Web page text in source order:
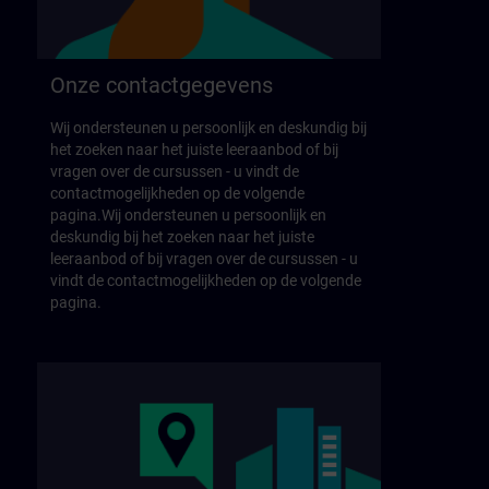
Onze contactgegevens
Wij ondersteunen u persoonlijk en deskundig bij
het zoeken naar het juiste leeraanbod of bij
vragen over de cursussen - u vindt de
contactmogelijkheden op de volgende
pagina.Wij ondersteunen u persoonlijk en
deskundig bij het zoeken naar het juiste
leeraanbod of bij vragen over de cursussen - u
vindt de contactmogelijkheden op de volgende
pagina.